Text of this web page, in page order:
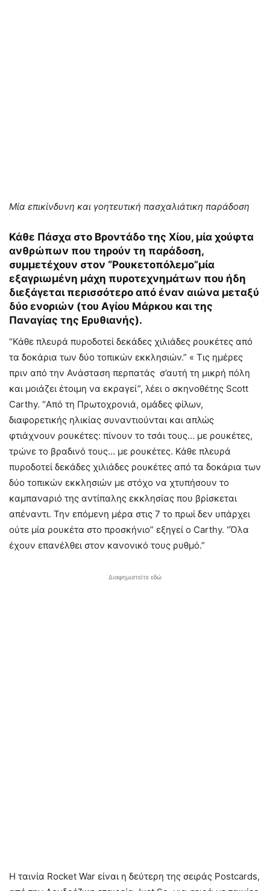
Μία επικίνδυνη και γοητευτική πασχαλιάτικη παράδοση
Κάθε Πάσχα στο Βροντάδο της Χίου, μία χούφτα
ανθρώπων που τηρούν τη παράδοση,
συμμετέχουν στον “Ρουκετοπόλεμο”μία
εξαγριωμένη μάχη πυροτεχνημάτων που ήδη
διεξάγεται περισσότερο από έναν αιώνα μεταξύ
δύο ενοριών (του Αγίου Μάρκου και της
Παναγίας της Ερυθιανής).
“Κάθε πλευρά πυροδοτεί δεκάδες χιλιάδες ρουκέτες από
τα δοκάρια των δύο τοπικών εκκλησιών.” « Τις ημέρες
πριν από την Ανάσταση περπατάς σ’αυτή τη μικρή πόλη
και μοιάζει έτοιμη να εκραγεί”, λέει ο σκηνοθέτης Scott
Carthy. “Από τη Πρωτοχρονιά, ομάδες φίλων,
διαφορετικής ηλικίας συναντιούνται και απλώς
φτιάχνουν ρουκέτες: πίνουν το τσάι τους… με ρουκέτες,
τρώνε το βραδινό τους… με ρουκέτες. Κάθε πλευρά
πυροδοτεί δεκάδες χιλιάδες ρουκέτες από τα δοκάρια των
δύο τοπικών εκκλησιών με στόχο να χτυπήσουν το
καμπαναριό της αντίπαλης εκκλησίας που βρίσκεται
απέναντι. Την επόμενη μέρα στις 7 το πρωί δεν υπάρχει
ούτε μία ρουκέτα στο προσκήνιο” εξηγεί ο Carthy. “Όλα
έχουν επανέλθει στον κανονικό τους ρυθμό.”
Διαφημιστείτε εδώ
Η ταινία Rocket War είναι η δεύτερη της σειράς Postcards,